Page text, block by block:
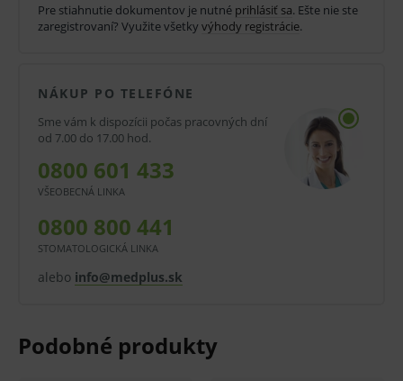
malých plôch a povrchov zdravotníckych pomôcok
rizikom. Prípravok je vhodný všade tam, kde je
potreba rýchlo a zároveň účinne dezinfikovať
povrchy v blízkosti pacientov
kontaktnej plochy
vyšetrovne
operačné stoly a okolité povrchy
Návod na použitie:
Pre stiahnutie dokumentov je nutné prihlásiť sa. Ešte nie ste
zaregistrovaní? Využite všetky výhody registrácie.
NÁKUP PO TELEFÓNE
Sme vám k dispozícii počas pracovných dní
od 7.00 do 17.00 hod.
0800 601 433
VŠEOBECNÁ LINKA
0800 800 441
STOMATOLOGICKÁ LINKA
alebo info@medplus.sk